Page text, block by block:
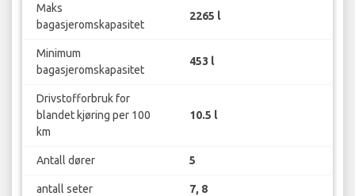
Maks
bagasjeromskapasitet
2265 l
Minimum
bagasjeromskapasitet
453 l
Drivstofforbruk for
blandet kjøring per 100
km
10.5 l
Antall dører 5
antall seter 7, 8